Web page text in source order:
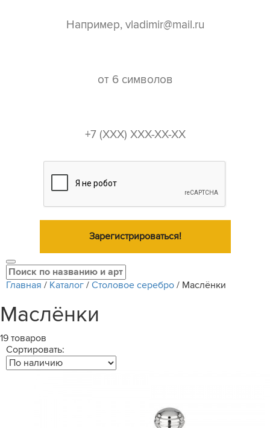
Зарегистрироваться!
Главная / Каталог / Столовое серебро / Маслёнки
Маслёнки
19 товаров
Сортировать: